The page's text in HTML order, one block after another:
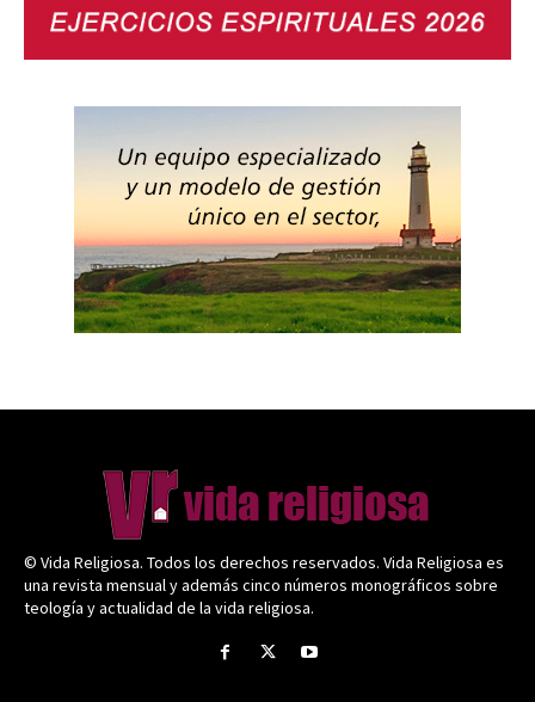
© Vida Religiosa. Todos los derechos reservados. Vida Religiosa es
una revista mensual y además cinco números monográficos sobre
teología y actualidad de la vida religiosa.